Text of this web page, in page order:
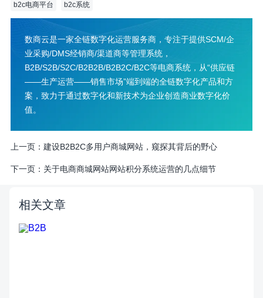
b2c电商平台 b2c系统
数商云是一家全链数字化运营服务商，专注于提供SCM/企
业采购/DMS经销商/渠道商等管理系统，
B2B/S2B/S2C/B2B2B/B2B2C/B2C等电商系统，从“供应链
——生产运营——销售市场”端到端的全链数字化产品和方
案，致力于通过数字化和新技术为企业创造商业数字化价
值。
上一页： 建设B2B2C多用户商城网站，窥探其背后的野心
下一页： 关于电商商城网站网站积分系统运营的几点细节
相关文章